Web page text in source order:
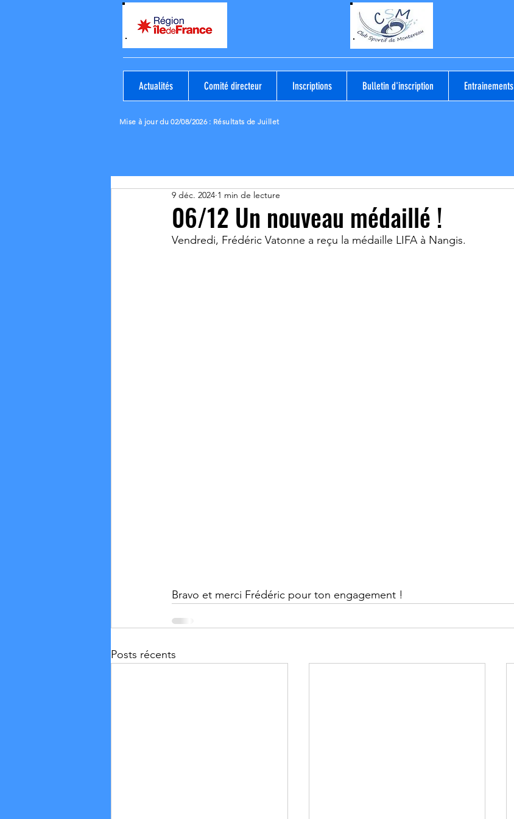
Actualités Comité directeur Inscriptions Bulletin d'inscription Entrainements
Mise à jour du 02/08/2026: Résultats de Juillet
06/12 Un nouveau médaillé !
9 déc. 2024 1 min de lecture
Vendredi, Frédéric Vatonne a reçu la médaille LIFA à Nangis.
Bravo et merci Frédéric pour ton engagement !
Posts récents